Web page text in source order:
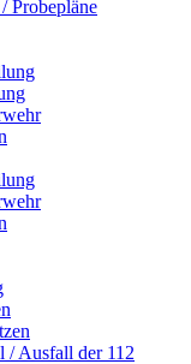
Probepläne
/ Ausfall der 112